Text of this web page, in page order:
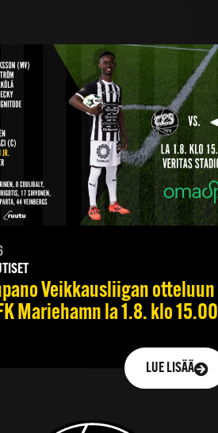
Veikkausliigan otteluun
Mariehamn la 1.8. klo 15.00
LUE LISÄÄ